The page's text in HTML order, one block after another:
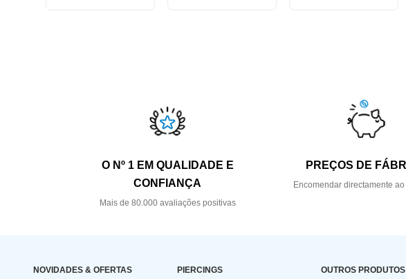
O Nº 1 EM QUALIDADE E
CONFIANÇA
Mais de 80.000 avaliações positivas
PREÇOS DE
Encomendar directamente
NOVIDADES & OFERTAS PIERCINGS OUTROS PRODUTOS